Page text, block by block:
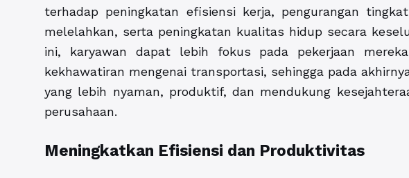
terhadap peningkatan efisiensi kerja, pengurangan
melelahkan, serta peningkatan kualitas hidup secara
ini, karyawan dapat lebih fokus pada pekerjaan
kekhawatiran mengenai transportasi, sehingga pada
yang lebih nyaman, produktif, dan mendukung
perusahaan.
Meningkatkan Efisiensi dan Produktivitas